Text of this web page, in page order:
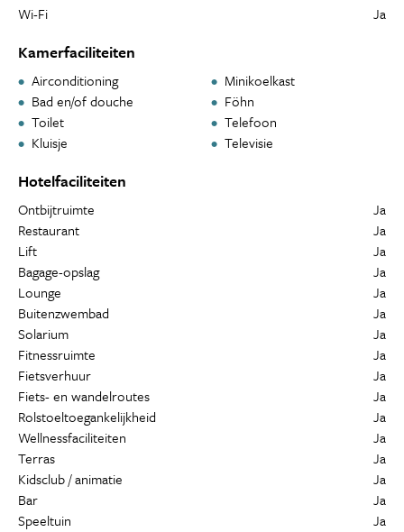
Wi-Fi
Ja
Kamerfaciliteiten
Airconditioning
Minikoelkast
Bad en/of douche
Föhn
Toilet
Telefoon
Kluisje
Televisie
Hotelfaciliteiten
Ontbijtruimte
Ja
Restaurant
Ja
Lift
Ja
Bagage-opslag
Ja
Lounge
Ja
Buitenzwembad
Ja
Solarium
Ja
Fitnessruimte
Ja
Fietsverhuur
Ja
Fiets- en wandelroutes
Ja
Rolstoeltoegankelijkheid
Ja
Wellnessfaciliteiten
Ja
Terras
Ja
Kidsclub / animatie
Ja
Bar
Ja
Speeltuin
Ja